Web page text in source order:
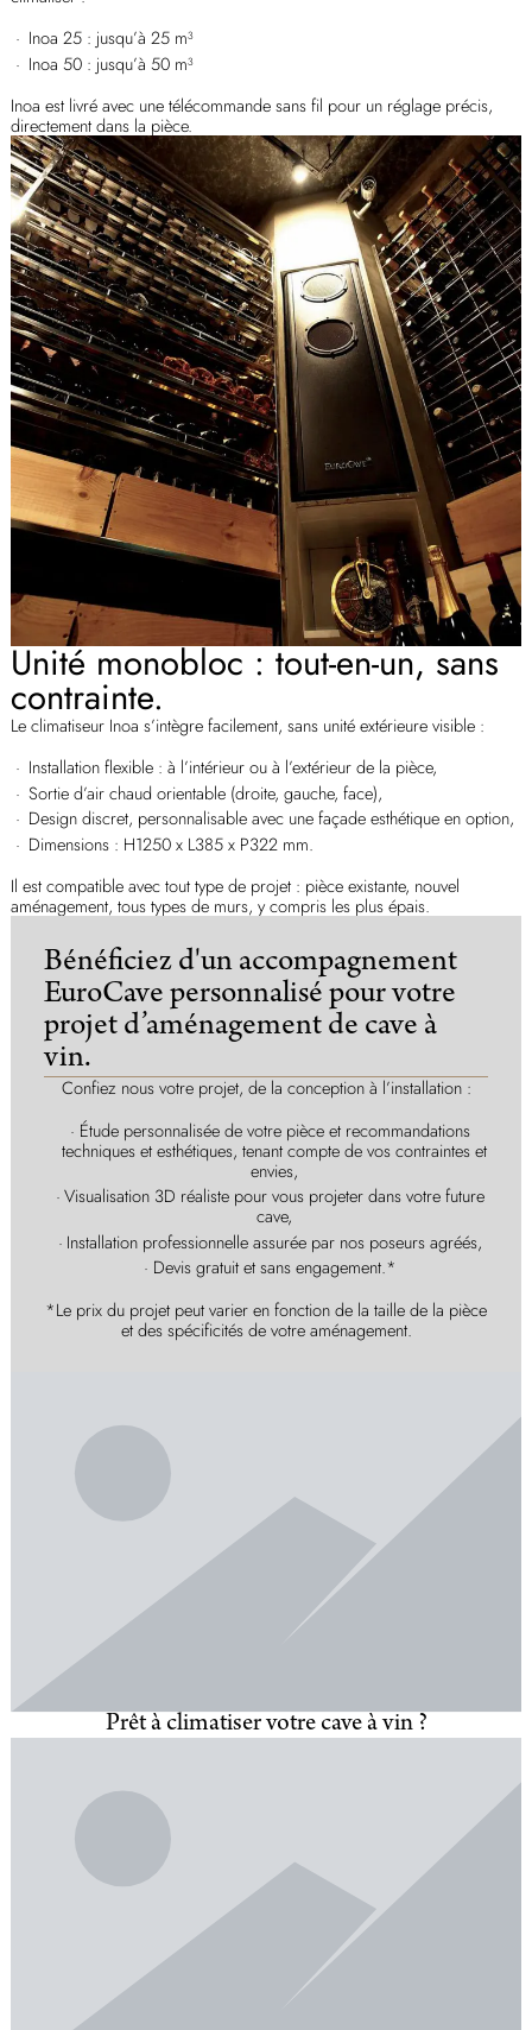
Inoa 25 : jusqu’à 25 m³
Inoa 50 : jusqu’à 50 m³
Inoa est livré avec une télécommande sans fil pour un réglage précis,
directement dans la pièce.
Unité monobloc : tout-en-un, sans
contrainte.
Le climatiseur Inoa s’intègre facilement, sans unité extérieure visible :
Installation flexible : à l’intérieur ou à l’extérieur de la pièce,
Sortie d’air chaud orientable (droite, gauche, face),
Design discret, personnalisable avec une façade esthétique en option,
Dimensions : H1250 x L385 x P322 mm.
Il est compatible avec tout type de projet : pièce existante, nouvel
aménagement, tous types de murs, y compris les plus épais.
Bénéficiez d'un accompagnement
EuroCave personnalisé pour votre
projet d’aménagement de cave à
vin.
Confiez nous votre projet, de la conception à l’installation :
Étude personnalisée de votre pièce et recommandations
techniques et esthétiques, tenant compte de vos contraintes et
envies,
Visualisation 3D réaliste pour vous projeter dans votre future
cave,
Installation professionnelle assurée par nos poseurs agréés,
Devis gratuit et sans engagement.*
*Le prix du projet peut varier en fonction de la taille de la pièce
et des spécificités de votre aménagement.
Prêt à climatiser votre cave à vin ?